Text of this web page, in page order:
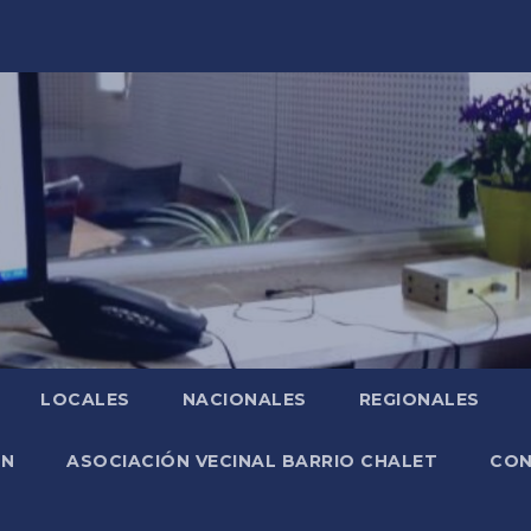
LOCALES NACIONALES REGIONALES
ASOCIACIÓN VECINAL BARRIO CHALET